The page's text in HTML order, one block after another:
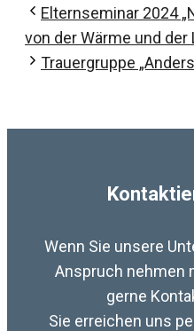
Elternseminar 2024
von der Wärme und der
Trauergruppe
Wenn Sie unsere
Anspruch nehmen
gerne
Sie erreichen uns